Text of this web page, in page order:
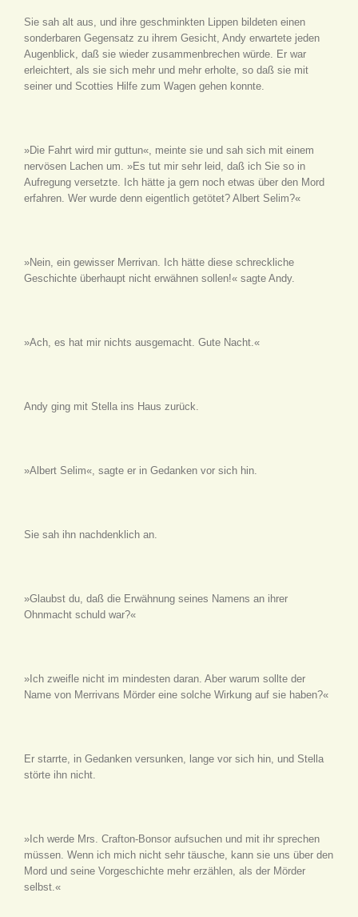
Sie sah alt aus, und ihre geschminkten Lippen bildeten einen
sonderbaren Gegensatz zu ihrem Gesicht, Andy erwartete jeden
Augenblick, daß sie wieder zusammenbrechen würde. Er war
erleichtert, als sie sich mehr und mehr erholte, so daß sie mit
seiner und Scotties Hilfe zum Wagen gehen konnte.
»Die Fahrt wird mir guttun«, meinte sie und sah sich mit einem
nervösen Lachen um. »Es tut mir sehr leid, daß ich Sie so in
Aufregung versetzte. Ich hätte ja gern noch etwas über den Mord
erfahren. Wer wurde denn eigentlich getötet? Albert Selim?«
»Nein, ein gewisser Merrivan. Ich hätte diese schreckliche
Geschichte überhaupt nicht erwähnen sollen!« sagte Andy.
»Ach, es hat mir nichts ausgemacht. Gute Nacht.«
Andy ging mit Stella ins Haus zurück.
»Albert Selim«, sagte er in Gedanken vor sich hin.
Sie sah ihn nachdenklich an.
»Glaubst du, daß die Erwähnung seines Namens an ihrer
Ohnmacht schuld war?«
»Ich zweifle nicht im mindesten daran. Aber warum sollte der
Name von Merrivans Mörder eine solche Wirkung auf sie haben?«
Er starrte, in Gedanken versunken, lange vor sich hin, und Stella
störte ihn nicht.
»Ich werde Mrs. Crafton-Bonsor aufsuchen und mit ihr sprechen
müssen. Wenn ich mich nicht sehr täusche, kann sie uns über den
Mord und seine Vorgeschichte mehr erzählen, als der Mörder
selbst.«